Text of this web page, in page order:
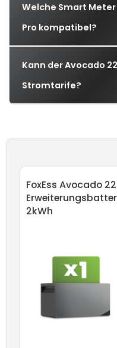
Welche Smart
Pro kompatibel?
Kann der Avocado
Stromtarife?
FoxEss Avocado
2kWh